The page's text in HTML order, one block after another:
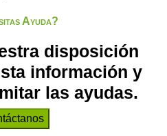
Ayuda?
disposición
información y
las ayudas.